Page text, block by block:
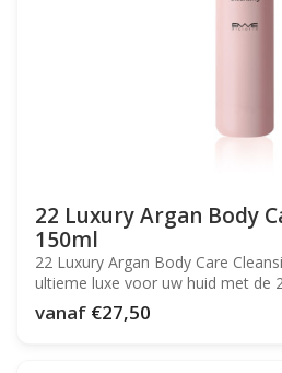
22 Luxury Argan Body
150ml
22 Luxury Argan Body Care
ultieme luxe voor uw huid met de
vanaf €27,50